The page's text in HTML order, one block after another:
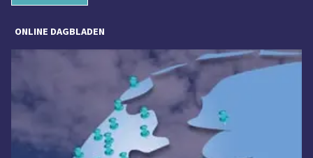
ONLINE DAGBLADEN